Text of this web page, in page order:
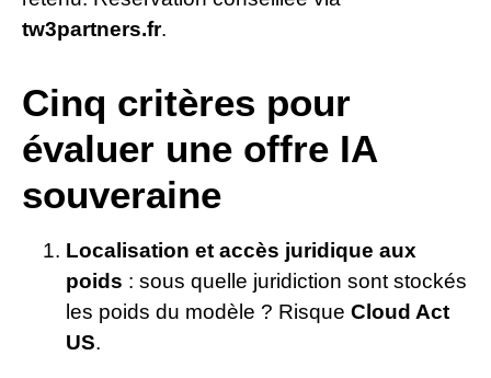
tw3partners.fr.
Cinq critères pour
évaluer une offre IA
souveraine
Localisation et accès juridique aux
poids : sous quelle juridiction sont stockés
les poids du modèle ? Risque Cloud Act
US.